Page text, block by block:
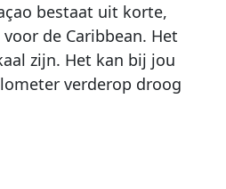
bestaat uit korte,
de Caribbean. Het
zijn. Het kan bij jou
verderop droog